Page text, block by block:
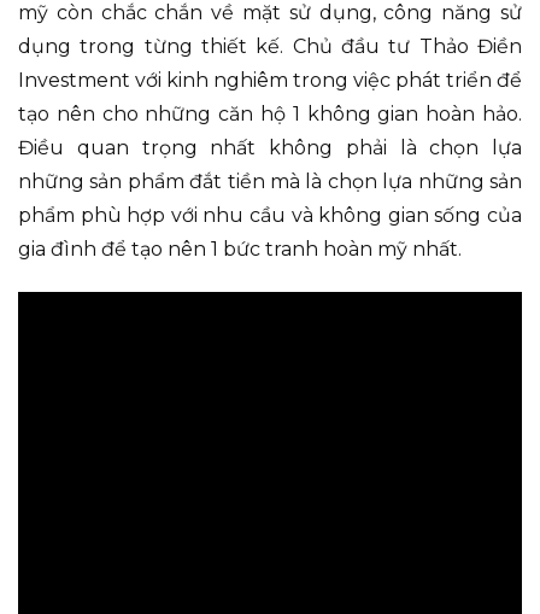
mỹ còn chắc chắn về mặt sử dụng, công năng sử
dụng trong từng thiết kế. Chủ đầu tư Thảo Điền
Investment với kinh nghiêm trong việc phát triển để
tạo nên cho những căn hộ 1 không gian hoàn hảo.
Điều quan trọng nhất không phải là chọn lựa
những sản phẩm đắt tiền mà là chọn lựa những sản
phẩm phù hợp với nhu cầu và không gian sống của
gia đình để tạo nên 1 bức tranh hoàn mỹ nhất.